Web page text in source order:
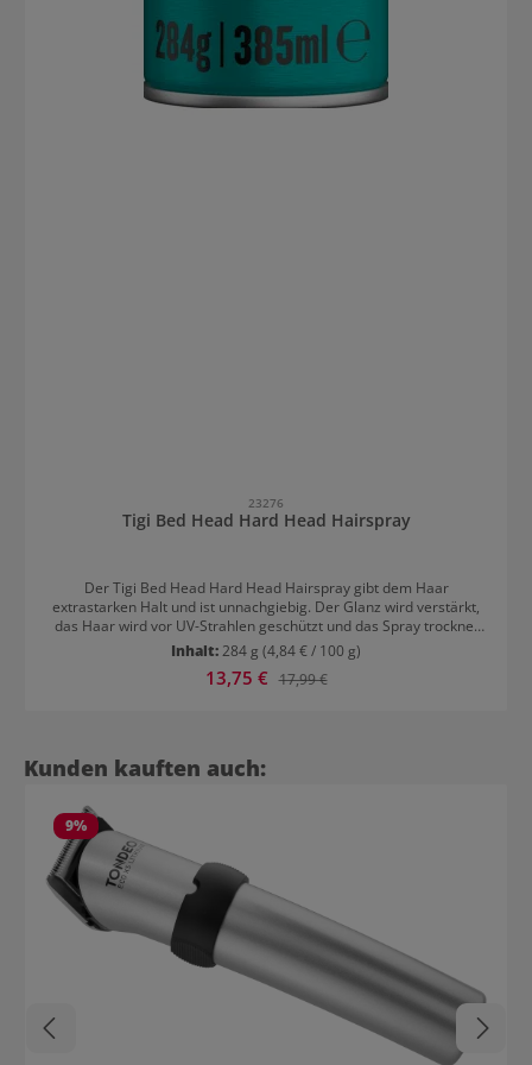
23276
Tigi Bed Head Hard Head Hairspray
Der Tigi Bed Head Hard Head Hairspray gibt dem Haar
extrastarken Halt und ist unnachgiebig. Der Glanz wird verstärkt,
das Haar wird vor UV-Strahlen geschützt und das Spray trocknet
schnell. Leicht auszukämmen. Eignet sich aufgrund des extra
starken Halts für langlebige Styles bei allen Haartypen. Für ein
natürlich glänzendes Finish bei jeder Frisur.
um diese zu betonen.
Inhalt:284 g (4,84 € / 100 g)
Verkaufspreis:
13,75 € Regulärer Preis:
17,99 €
Produktgalerie überspringen
Kunden kauften auch:
9%